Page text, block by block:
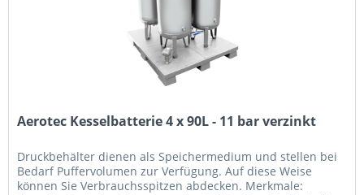
Aerotec Kesselbatterie 4 x 90L - 11 bar verzinkt
Druckbehälter dienen als Speichermedium und stellen bei
Bedarf Puffervolumen zur Verfügung. Auf diese Weise
können Sie Verbrauchsspitzen abdecken. Merkmale: